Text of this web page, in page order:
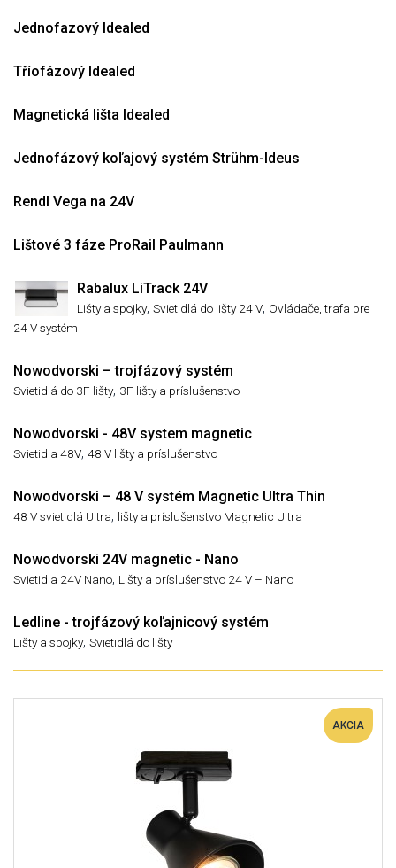
Jednofazový Idealed
Tříofázový Idealed
Magnetická lišta Idealed
Jednofázový koľajový systém Strühm-Ideus
Rendl Vega na 24V
Lištové 3 fáze ProRail Paulmann
Rabalux LiTrack 24V
Lišty a spojky,Svietidlá do lišty 24 V, Ovládače, trafa pre
24 V systém
Nowodvorski – trojfázový systém
Svietidlá do 3F lišty, 3F lišty a príslušenstvo
Nowodvorski - 48V system magnetic
Svietidla 48V, 48 V lišty a príslušenstvo
Nowodvorski – 48 V systém Magnetic Ultra Thin
48 V svietidlá Ultra, lišty a príslušenstvo Magnetic Ultra
Nowodvorski 24V magnetic - Nano
Svietidla 24V Nano, Lišty a príslušenstvo 24 V – Nano
Ledline - trojfázový koľajnicový systém
Lišty a spojky, Svietidlá do lišty
AKCIA